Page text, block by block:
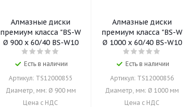
Алмазные диски
премиум класса "BS-W
Ø 900 x 60/40 BS-W10
Есть в наличии
Артикул: TS12000855
Диаметр, мм: Ø 900 мм
Цена с НДС
Алмазные диски
премиум класса "BS-W
Ø 1000 x 60/40 BS-W10
Есть в наличии
Артикул: TS12000856
Диаметр, мм: Ø 1000 мм
Цена с НДС